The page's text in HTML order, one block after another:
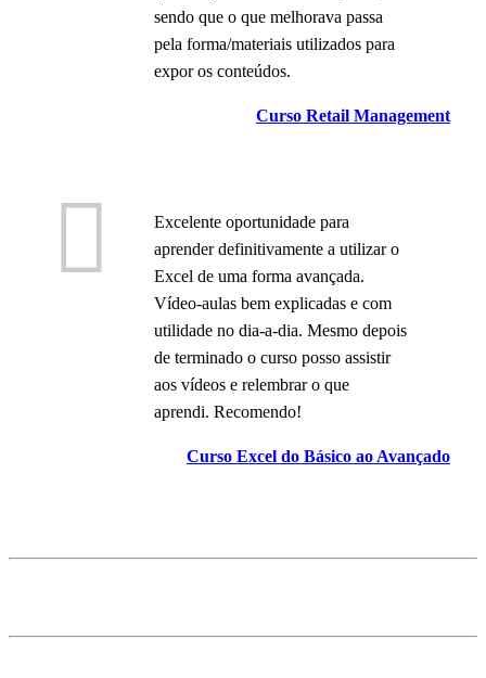
sendo que o que melhorava passa
pela forma/materiais utilizados para
expor os conteúdos.
Curso Retail Management
Excelente oportunidade para
aprender definitivamente a utilizar o
Excel de uma forma avançada.
Vídeo-aulas bem explicadas e com
utilidade no dia-a-dia. Mesmo depois
de terminado o curso posso assistir
aos vídeos e relembrar o que
aprendi. Recomendo!
Curso Excel do Básico ao Avançado